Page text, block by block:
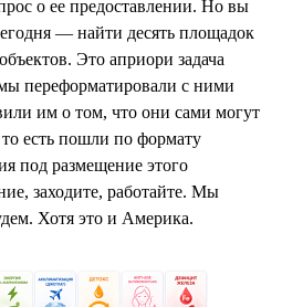
о ее предоставлении. Но вы
— найти десять площадок
Это априори задача
переформатировали с ними
им о том, что они сами могут
есть пошли по формату
под размещение этого
заходите, работайте. Мы
Хотя это и Америка.